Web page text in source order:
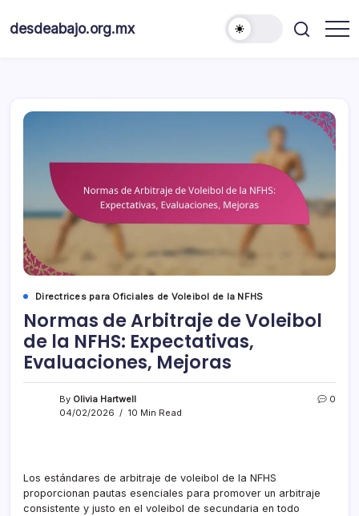
desdeabajo.org.mx
Directrices para Oficiales de Voleibol de la NFHS
Normas de Arbitraje de Voleibol
de la NFHS: Expectativas,
Evaluaciones, Mejoras
By Olivia Hartwell
04/02/2026
10 Min Read
0
Los estándares de arbitraje de voleibol de la NFHS
proporcionan pautas esenciales para promover un arbitraje
consistente y justo en el voleibol de secundaria en todo